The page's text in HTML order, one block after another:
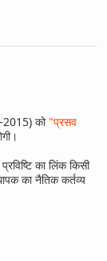
2015) को "प्रसव
का लिंक किसी
का नैतिक कर्तव्य